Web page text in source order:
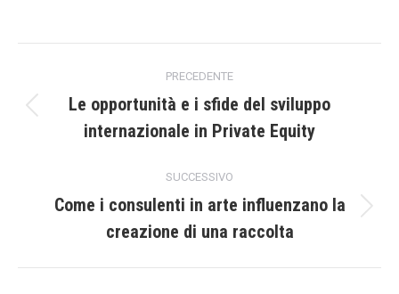
tra
PRECEDENTE
precedente:
Le opportunità e i sfide del sviluppo
internazionale in Private Equity
SUCCESSIVO
post:
Come i consulenti in arte influenzano la
creazione di una raccolta